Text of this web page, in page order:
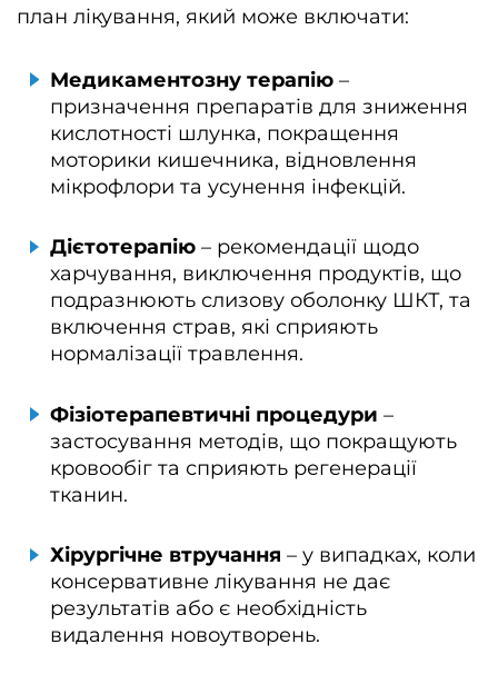
план лікування, який може включати:
Медикаментозну терапію –
призначення препаратів для зниження
кислотності шлунка, покращення
моторики кишечника, відновлення
мікрофлори та усунення інфекцій.
Дієтотерапію – рекомендації щодо
харчування, виключення продуктів, що
подразнюють слизову оболонку ШКТ, та
включення страв, які сприяють
нормалізації травлення.
Фізіотерапевтичні процедури –
застосування методів, що покращують
кровообіг та сприяють регенерації
тканин.
Хірургічне втручання – у випадках, коли
консервативне лікування не дає
результатів або є необхідність
видалення новоутворень.